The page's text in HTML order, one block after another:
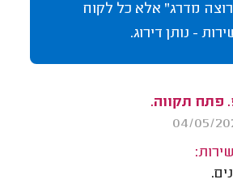
מדרג" אלא כל לקוח
- נותן דירוג.
פתח תקווה.